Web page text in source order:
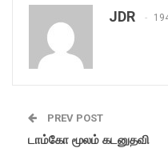
JDR
PREV POST
டாம்கோ மூலம் கடனுதவி